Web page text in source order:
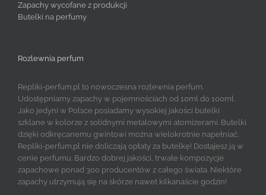
Zapachy wycofane z produkcji
Butelki na perfumy
Rozlewnia perfum
Repliki-perfum.pl to nowoczesna rozlewnia perfum.
Udostępniamy zapachy w pojemnościach od 10ml do 100ml.
Jako jedyni w Polsce posiadamy wysokiej jakości butelki
szklane w kolorze z solidnymi metalowymi atomizerami. Butelki
dzięki odkręcanemu gwintowi można wielokrotnie napełniać.
Repliki-perfum.pl nie doliczają opłaty za butelkę! Dostajesz ją w
cenie perfumu. Bardzo dobrej jakości, trwałe kompozycje
zapachowe ponad 300 producentów z całego świata. Niektóre
zapachy utrzymują się na skórze nawet kilkanaście godzin!